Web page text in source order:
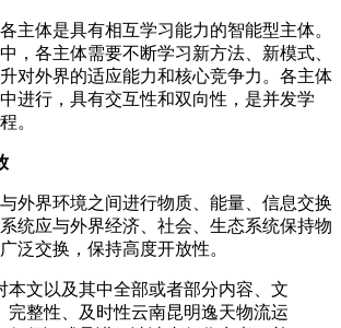
主体是具有相互学习能力的智能型主体。
，各主体需要不断学习新方法、新模式、
对外界的适应能力和核心竞争力。各主体
进行，具有交互性和双向性，是并发学
。
外界环境之间进行物质、能量、信息交换
统应与外界经济、社会、生态系统保持物
泛交换，保持高度开放性。
本文以及其中全部或者部分内容、文
完整性、及时性云南昆明逸天物流运